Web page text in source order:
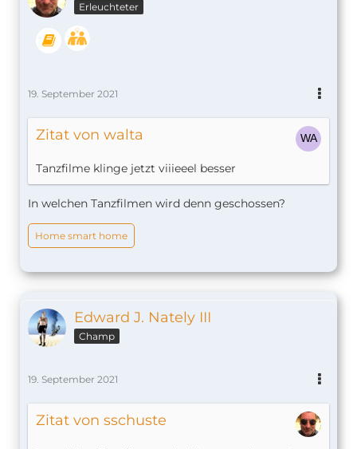
Erleuchteter
19. September 2021
Zitat von walta
Tanzfilme klinge jetzt viiieeel besser
In welchen Tanzfilmen wird denn geschossen?
Home smart home
Edward J. Nately III
Champ
19. September 2021
Zitat von sschuste